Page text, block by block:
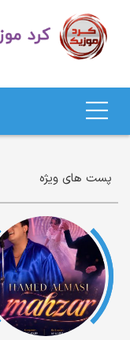
های کردی
پست های ویژه